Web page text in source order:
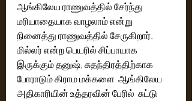
ஆங்கிலேய ராணுவத்தில் சேர்ந்து
மரியாதையாக வாழலாம் என்று
நினைத்து ராணுவத்தில் சேருகிறார்.
மில்லர் என்ற பெயரில் சிப்பாயாக
இருக்கும் தனுஷ், சுதந்திரத்திற்காக
போராடும் கிராம மக்களை  ஆங்கிலேய
அதிகாரியின் உத்தரவின் பேரில்  சுட்டு